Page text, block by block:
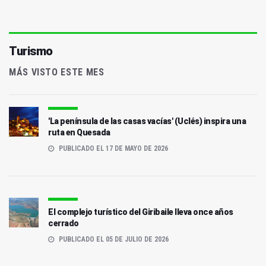
Turismo
MÁS VISTO ESTE MES
'La península de las casas vacías' (Uclés) inspira una
ruta en Quesada
PUBLICADO EL 17 DE MAYO DE 2026
El complejo turístico del Giribaile lleva once años
cerrado
PUBLICADO EL 05 DE JULIO DE 2026